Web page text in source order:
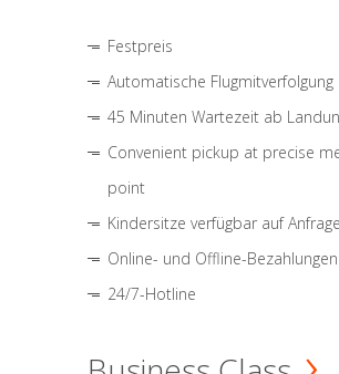
Festpreis
Automatische Flugmitverfolgung
45 Minuten Wartezeit ab
Convenient pickup at precise
point
Kindersitze verfügbar auf Anfrage
Online- und Offline-Bezahlungen
24/7-Hotline